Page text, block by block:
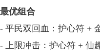
最优组合
- 平民双回血：护心符 +
- 上限冲击：护心符 + 仙